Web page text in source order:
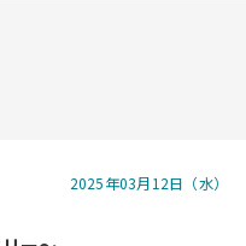
2025年03月12日（水）